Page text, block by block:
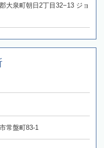
大泉町朝日2丁目32−13 ジョ
常盤町83-1